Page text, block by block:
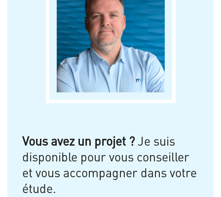
Vous avez un projet ?Je suis
disponible pour vous conseiller
et vous accompagner dans votre
étude.